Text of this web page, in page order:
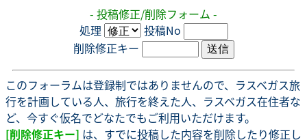
- 投稿修正/削除フォーム -
処理
投稿No
削除修正キー
このフォーラムは登録制ではありませんので、ラスベガス旅
行を計画している人、旅行を終えた人、ラスベガス在住者な
ど、今すぐ仮名でどなたでもご利用いただけます。
[削除修正キー] は、すでに投稿した内容を削除したり修正し